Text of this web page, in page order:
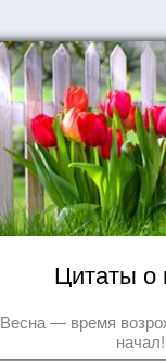
Цитаты о
Весна — время
начал!